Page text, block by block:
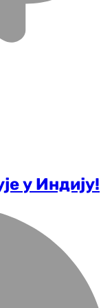
у Индију!